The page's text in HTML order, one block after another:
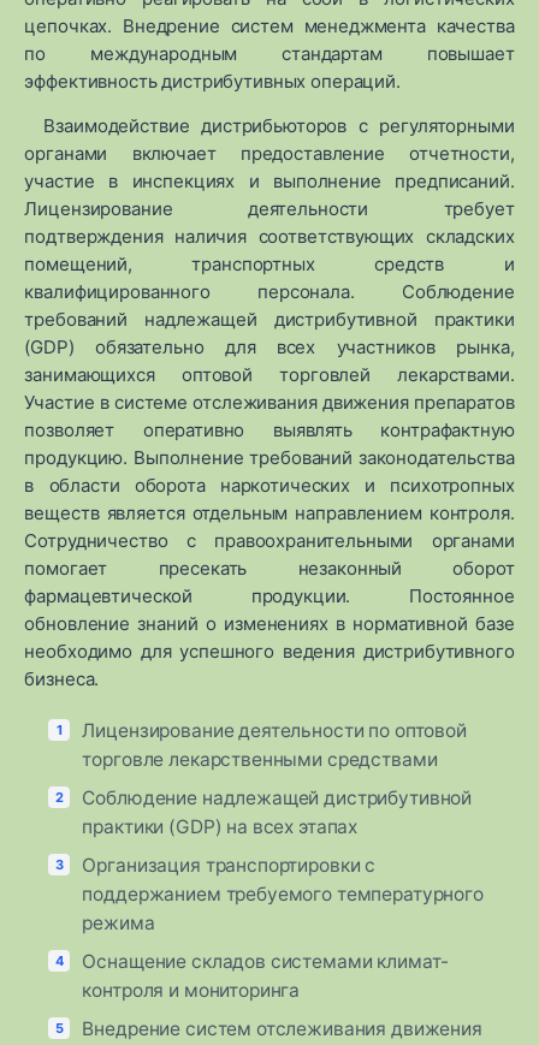
цепочках. Внедрение систем менеджмента качества
по международным стандартам повышает
эффективность дистрибутивных операций.
Взаимодействие дистрибьюторов с регуляторными
органами включает предоставление отчетности,
участие в инспекциях и выполнение предписаний.
Лицензирование деятельности требует
подтверждения наличия соответствующих складских
помещений, транспортных средств и
квалифицированного персонала. Соблюдение
требований надлежащей дистрибутивной практики
(GDP) обязательно для всех участников рынка,
занимающихся оптовой торговлей лекарствами.
Участие в системе отслеживания движения препаратов
позволяет оперативно выявлять контрафактную
продукцию. Выполнение требований законодательства
в области оборота наркотических и психотропных
веществ является отдельным направлением контроля.
Сотрудничество с правоохранительными органами
помогает пресекать незаконный оборот
фармацевтической продукции. Постоянное
обновление знаний о изменениях в нормативной базе
необходимо для успешного ведения дистрибутивного
бизнеса.
Лицензирование деятельности по оптовой
торговле лекарственными средствами
Соблюдение надлежащей дистрибутивной
практики (GDP) на всех этапах
Организация транспортировки с
поддержанием требуемого температурного
режима
Оснащение складов системами климат-
контроля и мониторинга
Внедрение систем отслеживания движения